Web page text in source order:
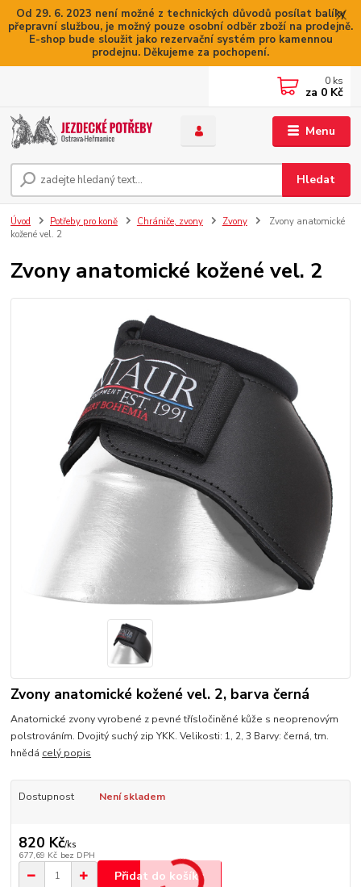
Od 29. 6. 2023 není možné z technických důvodů posílat balíky
přepravní službou, je možný pouze osobní odběr zboží na prodejně.
E-shop bude sloužit jako rezervační systém pro kamennou
prodejnu. Děkujeme za pochopení.
Menu
Hledat
0 ks
za 0 Kč
Úvod Potřeby pro koně Chrániče, zvony Zvony
Zvony anatomické
kožené vel. 2
Zvony anatomické kožené vel. 2
Zvony anatomické kožené vel. 2, barva černá
Anatomické zvony vyrobené z pevné třísločiněné kůže s neoprenovým
polstrováním. Dvojitý suchý zip YKK. Velikosti: 1, 2, 3 Barvy: černá, tm.
hnědá celý popis
Dostupnost Není skladem
820 Kč/ks
677,69 Kč bez DPH
Přidat do košíku